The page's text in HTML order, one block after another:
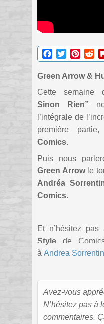
Facebook
Twitter
Green Arrow &
Cette semaine
Sinon Rien”
l’intégrale de
première
Comics.
Puis nous
Green Arrowle
Andréa
Comics.
Et n’hésitez
Style de
à Andrea
Avez-vous
N’hésitez pas à
commentaires.